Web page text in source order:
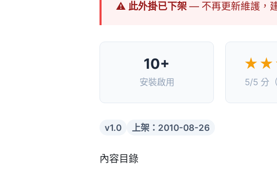
⚠ 此外掛已下架— 不再更新維護，
10+
安裝啟用 5/5 分
v1.0 上架：2010-08-26
內容目錄